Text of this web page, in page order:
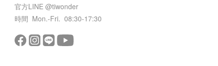
官方LINE @tiwonder
時間 Mon.-Fri. 08:30-17:30